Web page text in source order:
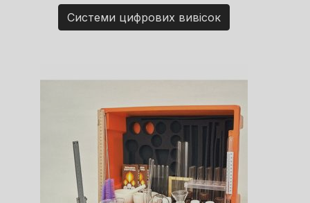
Системи цифрових вивісок